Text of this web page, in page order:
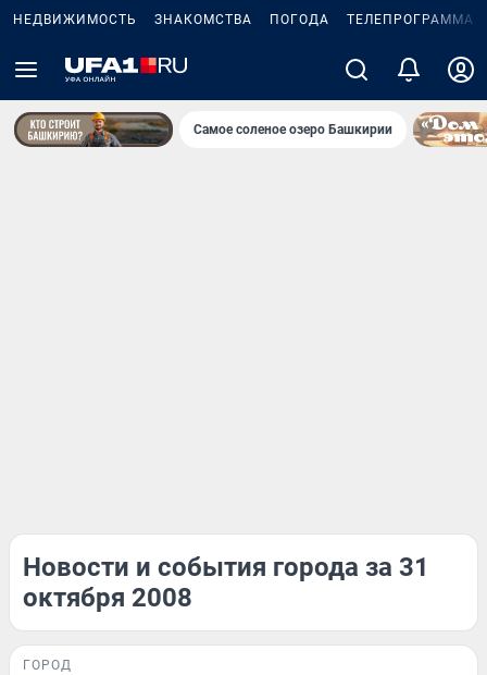
НЕДВИЖИМОСТЬ ЗНАКОМСТВА ПОГОДА ТЕЛЕПРОГРАММА
Самое соленое озеро Башкирии
Новости и события города за 31
октября 2008
ГОРОД